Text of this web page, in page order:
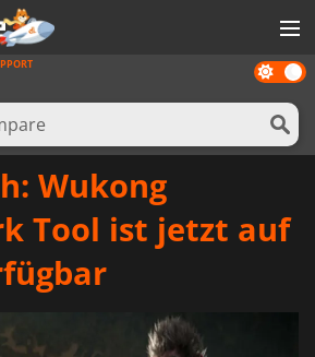
Dark
mode
Wukong
Tool ist jetzt auf